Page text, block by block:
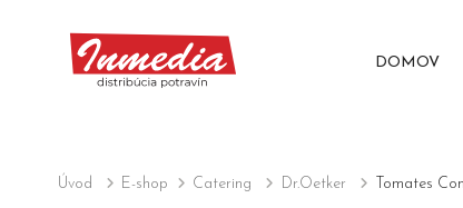
DOMOV
Úvod E-shop Catering Dr.Oetker Tomates